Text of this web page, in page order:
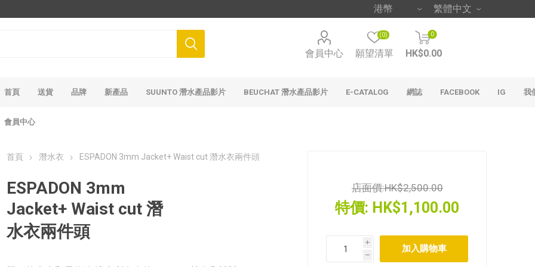
會員中心 願望清單
(0) 0
HK$0.00
首頁 送貨 品牌 新產品 SUUNTO 潛水產品影片 BEUCHAT 潛水產品影片 E-CATALOG 網誌 FACEBOOK IG 我
會員中心
首頁 潛水衣 ESPADON 3mm Jacket+ Waist cut 潛水衣兩件頭
ESPADON 3mm
Jacket+ Waist cut 潛
水衣兩件頭
店面價:HK$2,500.00
特價: HK$1,100.00
i
h